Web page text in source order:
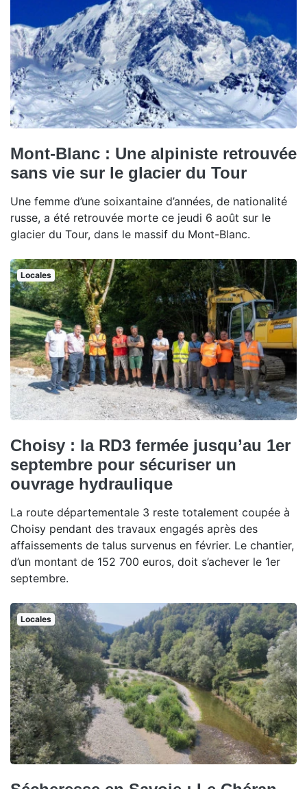
Mont-Blanc : Une alpiniste retrouvée
sans vie sur le glacier du Tour
Une femme d’une soixantaine d’années, de nationalité
russe, a été retrouvée morte ce jeudi 6 août sur le
glacier du Tour, dans le massif du Mont-Blanc.
Locales
Choisy : la RD3 fermée jusqu’au 1er
septembre pour sécuriser un
ouvrage hydraulique
La route départementale 3 reste totalement coupée à
Choisy pendant des travaux engagés après des
affaissements de talus survenus en février. Le chantier,
d’un montant de 152 700 euros, doit s’achever le 1er
septembre.
Locales